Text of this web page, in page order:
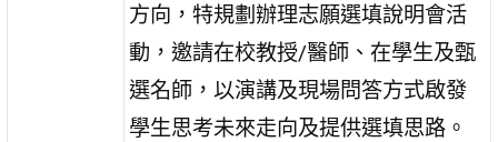
方向，特規劃辦理志願選填說明會活
動，邀請在校教授/醫師、在學生及甄
選名師，以演講及現場問答方式啟發
學生思考未來走向及提供選填思路。